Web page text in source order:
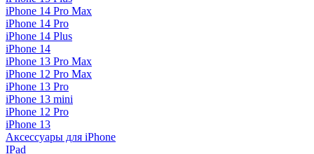
iPhone 14 Pro Max
iPhone 14 Pro
iPhone 14 Plus
iPhone 14
iPhone 13 Pro Max
iPhone 12 Pro Max
iPhone 13 Pro
iPhone 13 mini
iPhone 12 Pro
iPhone 13
Аксессуары для iPhone
IPad